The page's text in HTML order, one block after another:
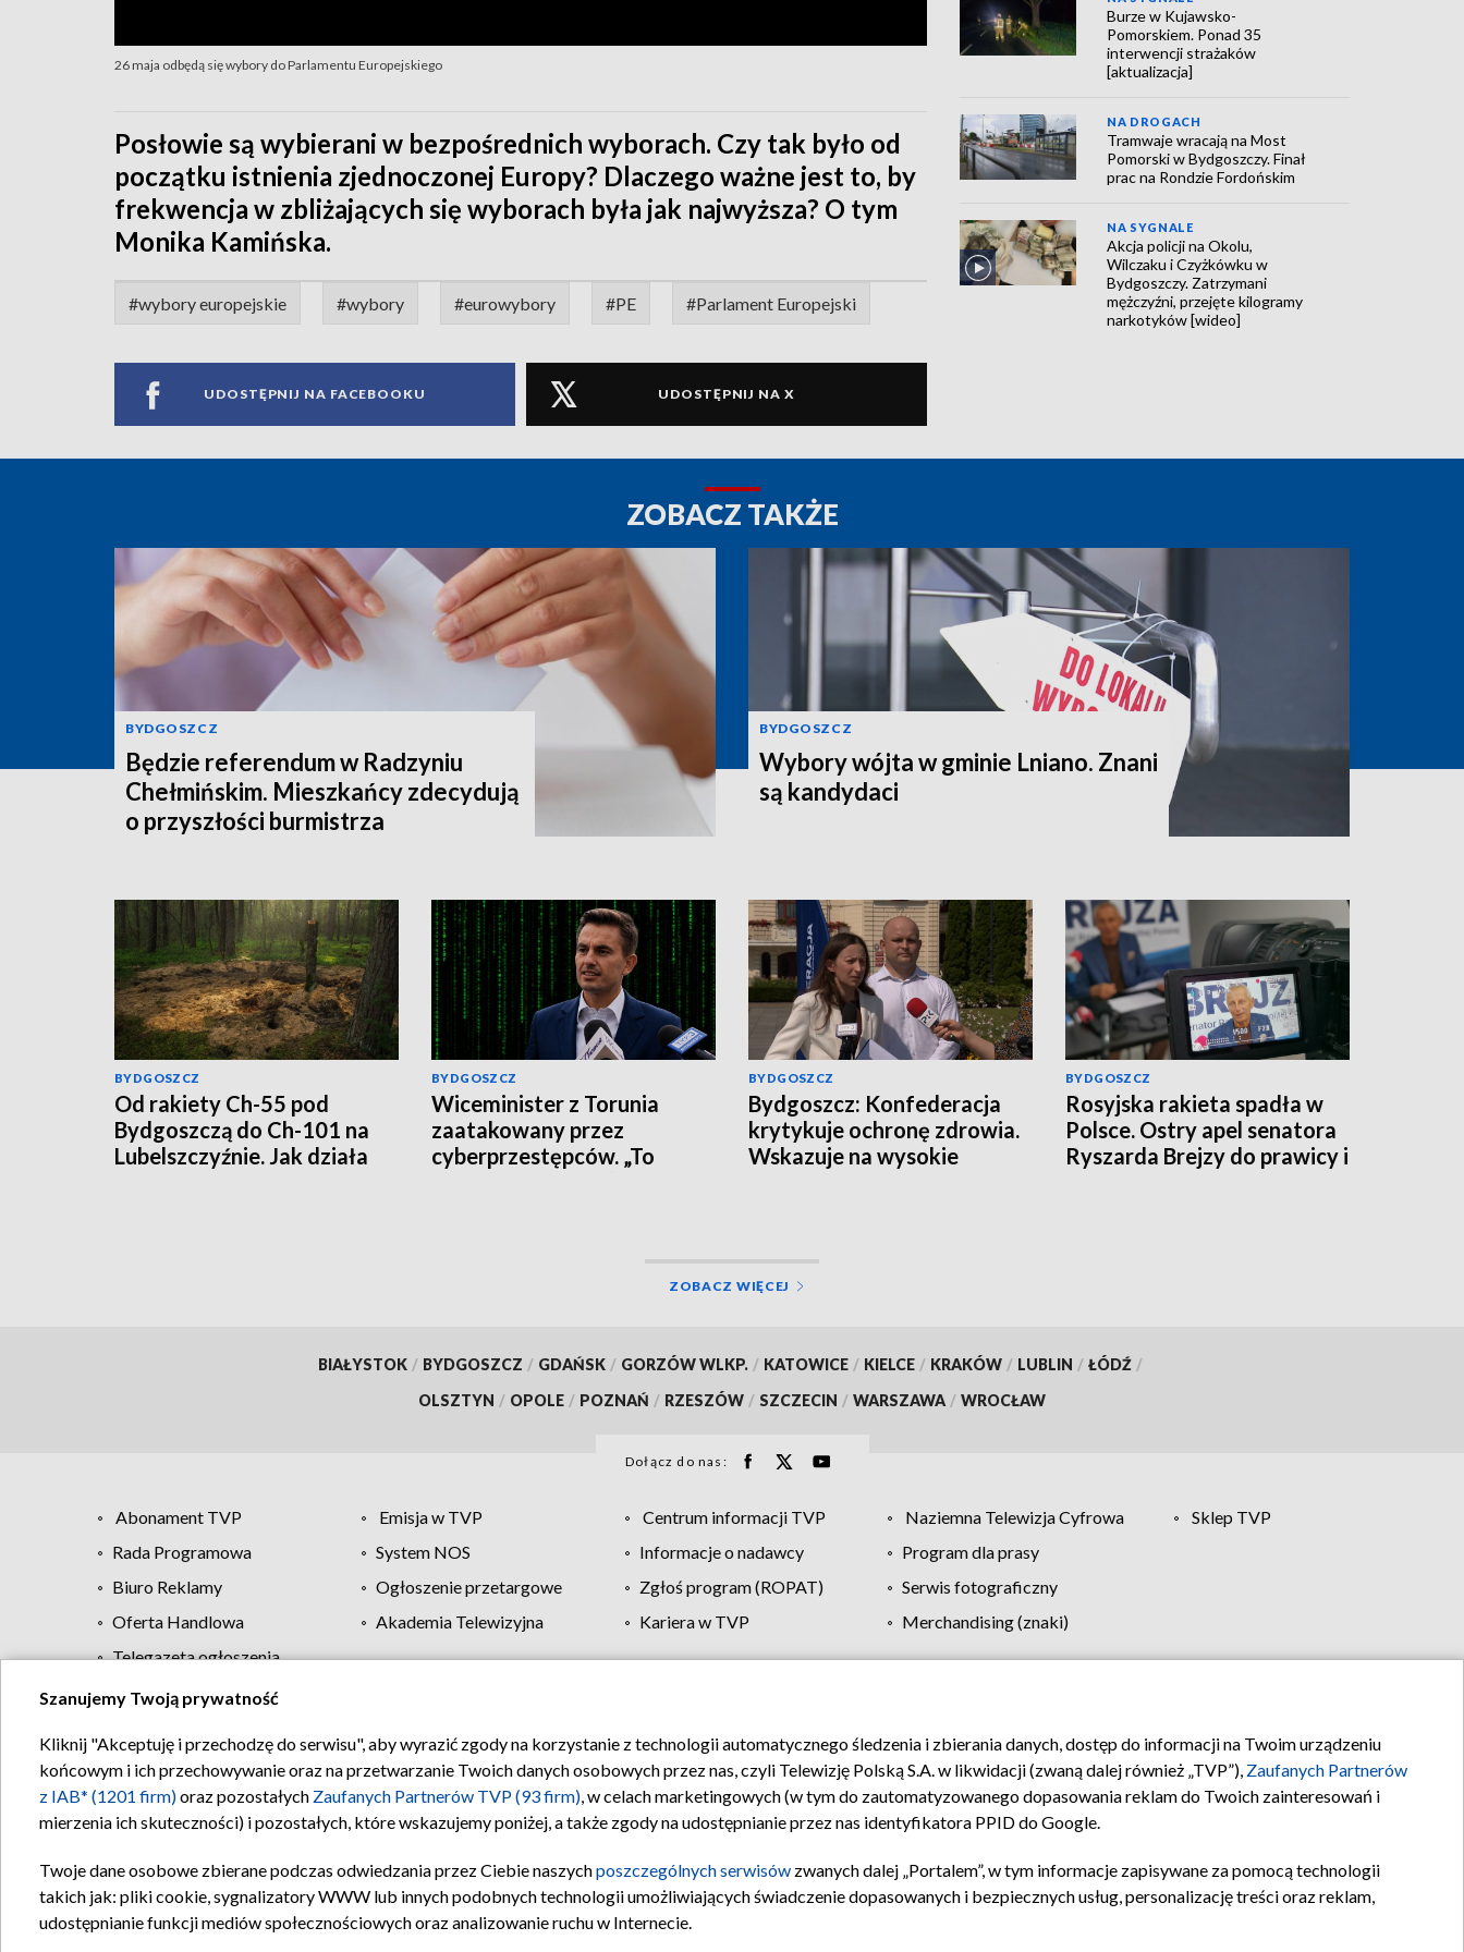
26 maja odbędą się wybory do Parlamentu Europejskiego
Posłowie są wybierani w bezpośrednich wyborach. Czy tak było od
początku istnienia zjednoczonej Europy? Dlaczego ważne jest to, by
frekwencja w zbliżających się wyborach była jak najwyższa? O tym
Monika Kamińska.
#wybory europejskie #wybory #eurowybory #PE #Parlament Europejski
UDOSTĘPNIJ NA FACEBOOKU UDOSTĘPNIJ NA X
Burze w Kujawsko-
Pomorskiem. Ponad 35
interwencji strażaków
[aktualizacja]
NA DROGACH
Tramwaje wracają na Most
Pomorski w Bydgoszczy. Finał
prac na Rondzie Fordońskim
NA SYGNALE
Akcja policji na Okolu,
Wilczaku i Czyżkówku w
Bydgoszczy. Zatrzymani
mężczyźni, przejęte kilogramy
narkotyków [wideo]
ZOBACZ TAKŻE
BYDGOSZCZ
Będzie referendum w Radzyniu
Chełmińskim. Mieszkańcy zdecydują
o przyszłości burmistrza
BYDGOSZCZ
Wybory wójta w gminie Lniano. Znani
są kandydaci
BYDGOSZCZ
Od rakiety Ch-55 pod
Bydgoszczą do Ch-101 na
Lubelszczyźnie. Jak działa
BYDGOSZCZ
Wiceminister z Torunia
zaatakowany przez
cyberprzestępców. „To
BYDGOSZCZ
Bydgoszcz: Konfederacja
krytykuje ochronę zdrowia.
Wskazuje na wysokie
BYDGOSZCZ
Rosyjska rakieta spadła w
Polsce. Ostry apel senatora
Ryszarda Brejzy do prawicy i
ZOBACZ WIĘCEJ
BIAŁYSTOK / BYDGOSZCZ / GDAŃSK / GORZÓW WLKP. / KATOWICE / KIELCE / KRAKÓW / LUBLIN / ŁÓDŹ /
OLSZTYN / OPOLE / POZNAŃ / RZESZÓW / SZCZECIN / WARSZAWA / WROCŁAW
Dołącz do nas:
Abonament TVP Emisja w TVP Centrum informacji TVP Naziemna Telewizja Cyfrowa
Sklep TVP
Rada Programowa
System NOS Informacje o nadawcy
Program dla prasy
Biuro Reklamy
Ogłoszenie przetargowe Zgłoś program (ROPAT)
Serwis fotograficzny
Oferta Handlowa
Akademia Telewizyjna Kariera w TVP
Merchandising (znaki)
Telegazeta ogłoszenia
Regulamin TVP Polityka prywatności Moje zgody Pomoc Biuro reklamy Kontakt
Szanujemy Twoją prywatność
Kliknij "Akceptuję i przechodzę do serwisu", aby wyrazić zgody na korzystanie z technologii automatycznego śledzenia i zbierania danych, dostęp do informacji na Twoim urządzeniu
końcowym i ich przechowywanie oraz na przetwarzanie Twoich danych osobowych przez nas, czyli Telewizję Polską S.A. w likwidacji (zwaną dalej również „TVP”), Zaufanych Partnerów
z IAB* (1201 firm)oraz pozostałych Zaufanych Partnerów TVP (93 firm), w celach marketingowych (w tym do zautomatyzowanego dopasowania reklam do Twoich zainteresowań i
mierzenia ich skuteczności) i pozostałych, które wskazujemy poniżej, a także zgody na udostępnianie przez nas identyfikatora PPID do Google.
Twoje dane osobowe zbierane podczas odwiedzania przez Ciebie naszychposzczególnych serwisów zwanych dalej „Portalem”, w tym informacje zapisywane za pomocą technologii
takich jak: pliki cookie, sygnalizatory WWW lub innych podobnych technologii umożliwiających świadczenie dopasowanych i bezpiecznych usług, personalizację treści oraz reklam,
udostępnianie funkcji mediów społecznościowych oraz analizowanie ruchu w Internecie.